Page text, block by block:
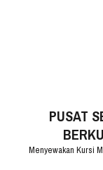
PUSAT
Menyewakan Kursi